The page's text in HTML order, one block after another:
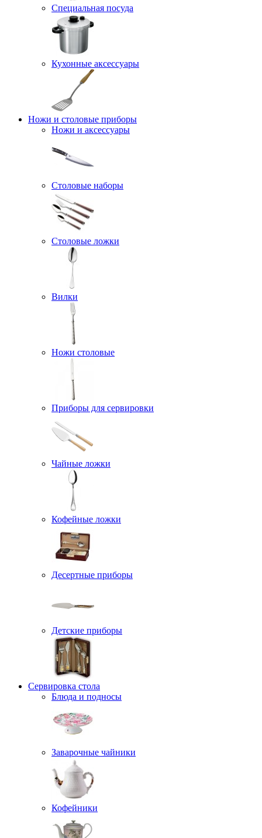
Специальная посуда
Кухонные аксессуары
Ножи и столовые приборы
Ножи и аксессуары
Столовые наборы
Столовые ложки
Вилки
Ножи столовые
Приборы для сервировки
Чайные ложки
Кофейные ложки
Десертные приборы
Детские приборы
Сервировка стола
Блюда и подносы
Заварочные чайники
Кофейники